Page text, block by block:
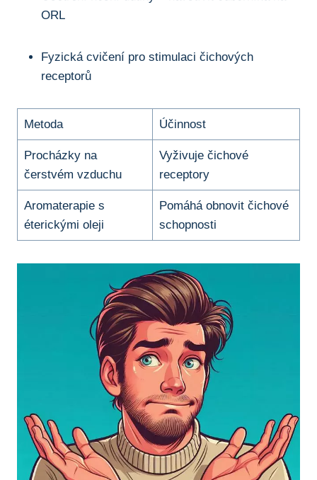
ORL
Fyzická cvičení pro stimulaci čichových
receptorů
Metoda Účinnost
Procházky na
čerstvém vzduchu
Vyživuje čichové
receptory
Aromaterapie s
éterickými oleji
Pomáhá obnovit ⁤čichové ​
schopnosti